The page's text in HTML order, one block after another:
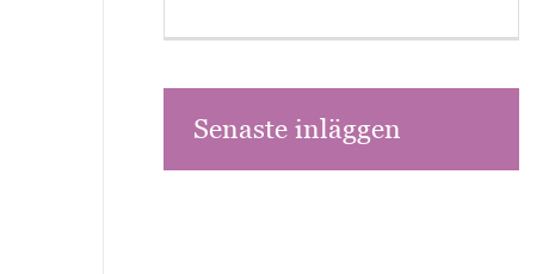
Senaste inläggen